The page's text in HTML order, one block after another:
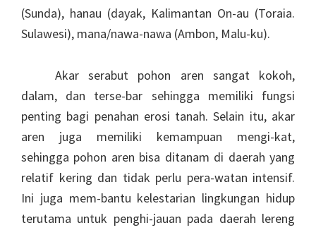
(Sunda), hanau (dayak, Kalimantan On-au (Toraia.
Sulawesi), mana/nawa-nawa (Ambon, Malu-ku).
Akar serabut pohon aren sangat kokoh,
dalam, dan terse-bar sehingga memiliki fungsi
penting bagi penahan erosi tanah. Selain itu, akar
aren juga memiliki kemampuan mengi-kat,
sehingga pohon aren bisa ditanam di daerah yang
relatif kering dan tidak perlu pera-watan intensif.
Ini juga mem-bantu kelestarian lingkungan hidup
terutama untuk penghi-jauan pada daerah lereng